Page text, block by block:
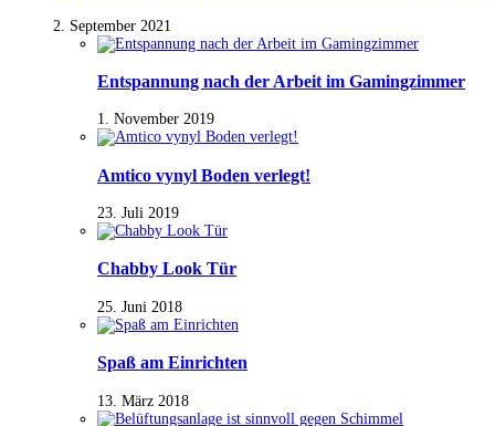
2. September 2021
Entspannung nach der Arbeit im Gamingzimmer
1. November 2019
Amtico vynyl Boden verlegt!
23. Juli 2019
Chabby Look Tür
25. Juni 2018
Spaß am Einrichten
13. März 2018